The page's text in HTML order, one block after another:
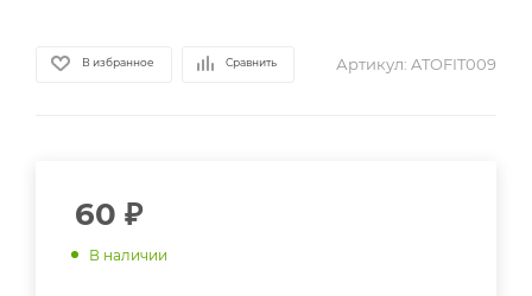
В избранное Сравнить Артикул: ATOFIT009
60 ₽
В наличии